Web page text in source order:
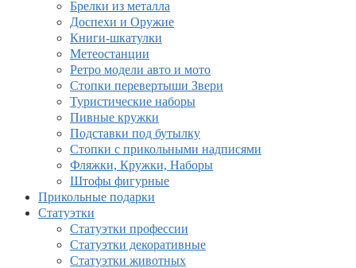
Брелки из металла
Доспехи и Оружие
Книги-шкатулки
Метеостанции
Ретро модели авто и мото
Стопки перевертыши Звери
Туристические наборы
Пивные кружки
Подставки под бутылку
Стопки с прикольными надписями
Фляжки, Кружки, Наборы
Штофы фигурные
Прикольные подарки
Статуэтки
Статуэтки профессии
Статуэтки декоративные
Статуэтки животных